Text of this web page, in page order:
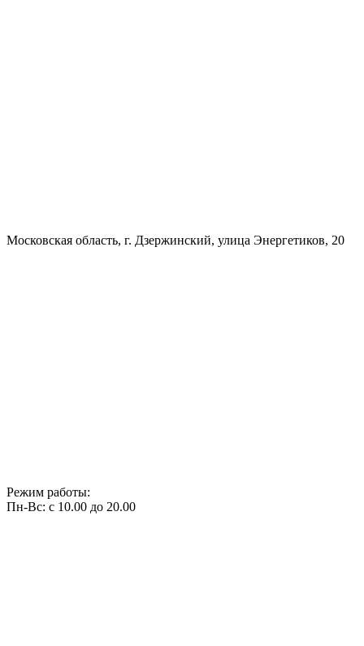
Московская область, г. Дзержинский, улица Энергетиков, 20
Режим работы:
Пн-Вс: с 10.00 до 20.00